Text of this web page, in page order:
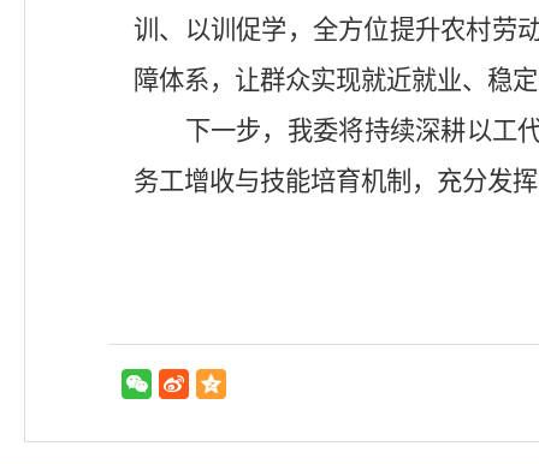
训、以训促学，全方位提升农村劳
障体系，让群众实现就近就业、稳
下一步，我委将持续深耕以工
务工增收与技能培育机制，充分发